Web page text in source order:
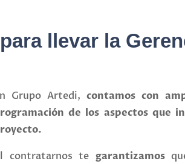
llevar la
Grupo Artedi, contamos con
de los aspectos que
contratarnos te garantizamos